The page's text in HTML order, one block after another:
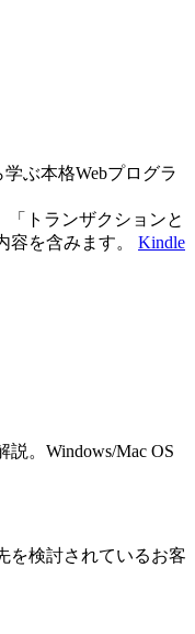
学ぶ本格Webプログラ
「トランザクションと
容を含みます。 Kindle
。Windows/Mac OS
を検討されているお客